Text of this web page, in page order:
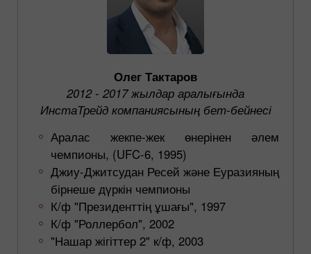
Олег Тактаров
2012 - 2017 жылдар аралығында
ИнстаТрейд компаниясының бет-бейнесі
Аралас жекпе-жек өнерінен әлем
чемпионы, (UFC-6, 1995)
Джиу-Джитсудан Ресей және Еуразияның
бірнеше дүркін чемпионы
К/ф "Президенттің ұшағы", 1997
К/ф "Роллербол", 2002
"Нашар жігіттер 2" к/ф, 2003